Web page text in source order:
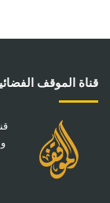
قناة الموقف